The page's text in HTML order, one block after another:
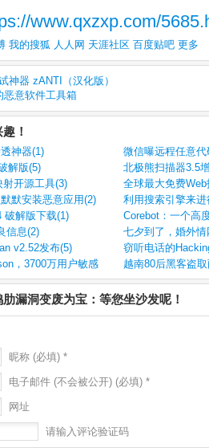
www.qxzxp.com/
我的搜狐 人人网 天涯社区 百度贴吧 更多
神器 zANTI（汉化版）
恶意软件工具箱
！
神器(1)
微信曝远程任意
解版(5)
北极熊扫描器3.5
开源工具(3)
全球最大免费
默安装恶意应用(2)
利用搜索引擎来
破解版下载(1)
Corebot：一个高
信息(2)
七夕到了，婚外
v2.52发布(5)
窃听电话的
，3700万用户敏感
越南80后黑客盗
漏洞变废为宝：等您坐沙发呢！
昵称 (必填) *
电子邮件 (不会被公开) (必填) *
网址
请输入评论验证码